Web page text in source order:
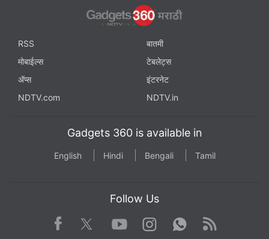
RSS
बातमी
मोबाईल्स
टेबलेट्स
ॲप्स
इंटरनेट
NDTV.com
NDTV.in
Gadgets 360 is available in
English Hindi Bengali Tamil
Follow Us
Facebook TwitterYoutube
Instagram WhatsApp
Rss